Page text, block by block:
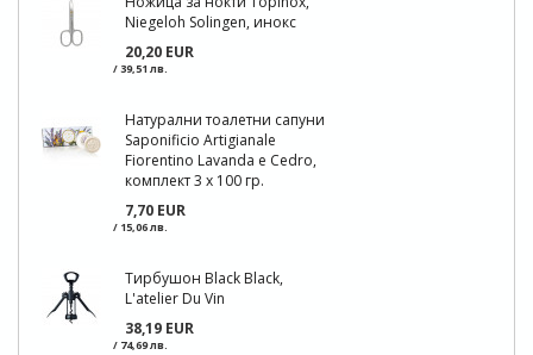
Niegeloh Solingen, инокс
20,20 EUR
/ 39,51 лв.
Натурални тоалетни сапуни
Saponificio Artigianale
Fiorentino Lavanda e Cedro,
комплект 3 х 100 гр.
7,70 EUR
/ 15,06 лв.
Тирбушон Black Black,
L'atelier Du Vin
38,19 EUR
/ 74,69 лв.